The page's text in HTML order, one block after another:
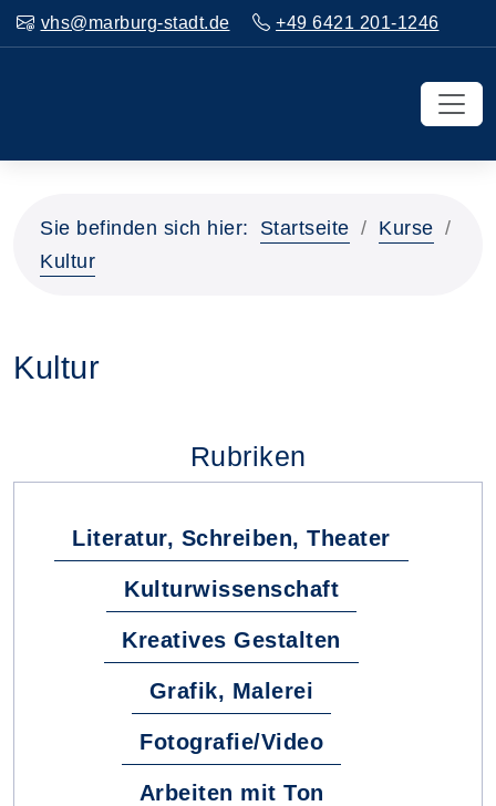
vhs@marburg-stadt.de +49 6421 201-1246
Sie befinden sich hier: Startseite
Kurse
Kultur
Kultur
Rubriken
Literatur, Schreiben, Theater
Kulturwissenschaft
Kreatives Gestalten
Grafik, Malerei
Fotografie/Video
Arbeiten mit Ton